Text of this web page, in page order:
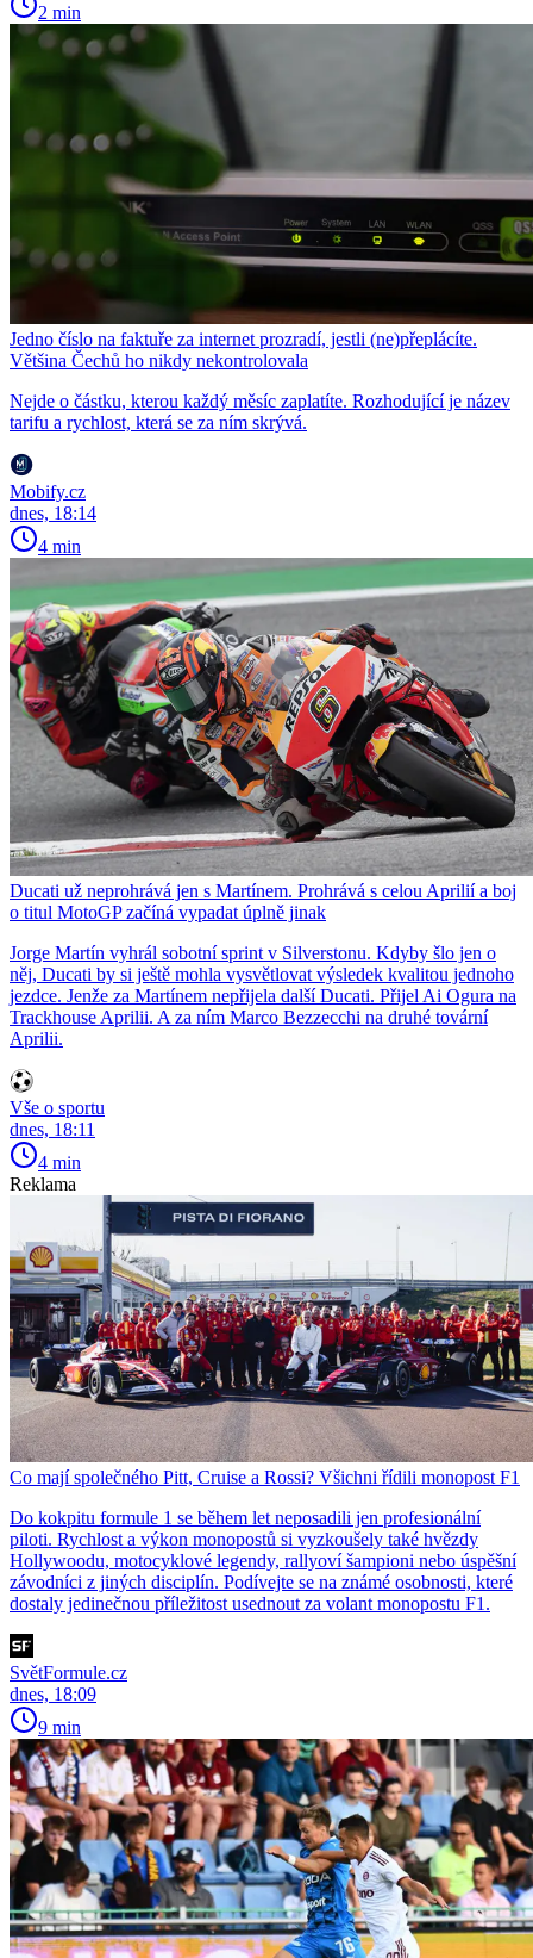
2 min
Jedno číslo na faktuře za internet prozradí, jestli (ne)přeplácíte.
Většina Čechů ho nikdy nekontrolovala
Nejde o částku, kterou každý měsíc zaplatíte. Rozhodující je název
tarifu a rychlost, která se za ním skrývá.
Mobify.cz
dnes, 18:14
4 min
Ducati už neprohrává jen s Martínem. Prohrává s celou Aprilií a boj
o titul MotoGP začíná vypadat úplně jinak
Jorge Martín vyhrál sobotní sprint v Silverstonu. Kdyby šlo jen o
něj, Ducati by si ještě mohla vysvětlovat výsledek kvalitou jednoho
jezdce. Jenže za Martínem nepřijela další Ducati. Přijel Ai Ogura na
Trackhouse Aprilii. A za ním Marco Bezzecchi na druhé tovární
Aprilii.
Vše o sportu
dnes, 18:11
4 min
Reklama
Co mají společného Pitt, Cruise a Rossi? Všichni řídili monopost F1
Do kokpitu formule 1 se během let neposadili jen profesionální
piloti. Rychlost a výkon monopostů si vyzkoušely také hvězdy
Hollywoodu, motocyklové legendy, rallyoví šampioni nebo úspěšní
závodníci z jiných disciplín. Podívejte se na známé osobnosti, které
dostaly jedinečnou příležitost usednout za volant monopostu F1.
SvětFormule.cz
dnes, 18:09
9 min